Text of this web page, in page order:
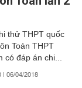
thử THPT quốc
Toán THPT
đáp án chi...
| 06/04/2018